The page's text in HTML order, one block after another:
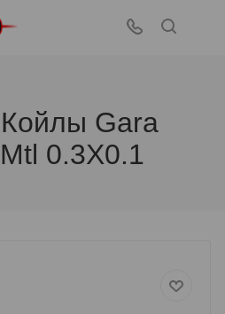
Gara
0.3X0.1